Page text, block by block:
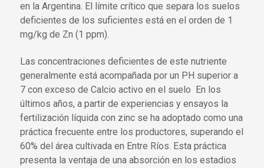
en la Argentina. El límite crítico que separa los suelos
deficientes de los suficientes está en el orden de 1
mg/kg de Zn (1 ppm).
Las concentraciones deficientes de este nutriente
generalmente está acompañada por un PH superior a
7 con exceso de Calcio activo en el suelo En los
últimos años, a partir de experiencias y ensayos la
fertilización líquida con zinc se ha adoptado como una
práctica frecuente entre los productores, superando el
60% del área cultivada en Entre Ríos. Esta práctica
presenta la ventaja de una absorción en los estadios